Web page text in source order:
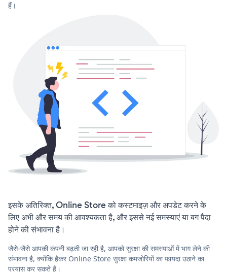
हैं।
इसके अतिरिक्त, Online Store को कस्टमाइज़ और अपडेट करने के
लिए अभी और समय की आवश्यकता है, और इससे नई समस्याएं या बग पैदा
होने की संभावना है।
जैसे-जैसे आपकी कंपनी बढ़ती जा रही है, आपको सुरक्षा की समस्याओं में भाग लेने की
संभावना है, क्योंकि हैकर Online Store सुरक्षा कमजोरियों का फायदा उठाने का
प्रयास कर सकते हैं।